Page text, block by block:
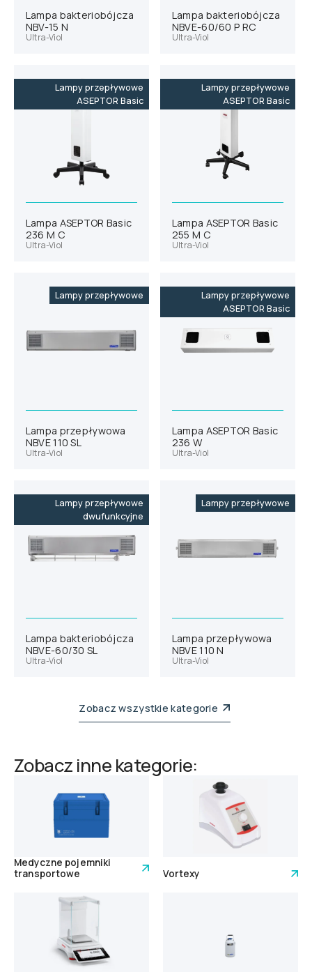
Lampa bakteriobójcza
NBV-15 N
Ultra-Viol
Lampa bakteriobójcza
NBVE-60/60 P RC
Ultra-Viol
Lampy przepływowe
ASEPTOR Basic
Lampa ASEPTOR Basic
236 M C
Ultra-Viol
Lampy przepływowe
ASEPTOR Basic
Lampa ASEPTOR Basic
255 M C
Ultra-Viol
Lampy przepływowe
Lampa przepływowa
NBVE 110 SL
Ultra-Viol
Lampy przepływowe
ASEPTOR Basic
Lampa ASEPTOR Basic
236 W
Ultra-Viol
Lampy przepływowe
dwufunkcyjne
Lampa bakteriobójcza
NBVE-60/30 SL
Ultra-Viol
Lampy przepływowe
Lampa przepływowa
NBVE 110 N
Ultra-Viol
Zobacz wszystkie kategorie
Zobacz inne kategorie:
Medyczne pojemniki
transportowe
Vortexy